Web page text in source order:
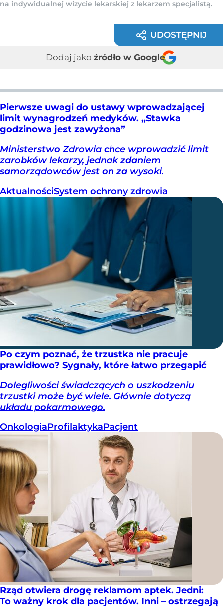
na indywidualnej wizycie lekarskiej z lekarzem specjalistą.
UDOSTĘPNIJ
Dodaj jako źródło w Google
Pierwsze uwagi do ustawy wprowadzającej
limit wynagrodzeń medyków. „Stawka
godzinowa jest zawyżona”
Ministerstwo Zdrowia chce wprowadzić limit
zarobków lekarzy, jednak zdaniem
samorządowców jest on za wysoki.
AktualnościSystem ochrony zdrowia
Po czym poznać, że trzustka nie pracuje
prawidłowo? Sygnały, które łatwo przegapić
Dolegliwości świadczących o uszkodzeniu
trzustki może być wiele. Głównie dotyczą
układu pokarmowego.
OnkologiaProfilaktykaPacjent
Rząd otwiera drogę reklamom aptek. Jedni:
To ważny krok dla pacjentów. Inni – ostrzegają